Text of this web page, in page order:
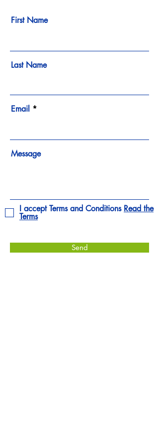
First Name
Last Name
Email
Message
I accept Terms and Conditions Read the
Terms
Send